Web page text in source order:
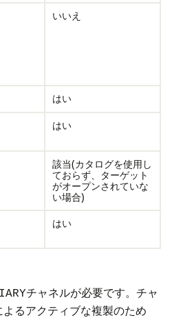
いいえ
はい
はい
該当(カタログを使用し
ておらず、ターゲット
がオープンされていな
い場合)
はい
チャネルが必要です。チャ
るアクティブな複製のため